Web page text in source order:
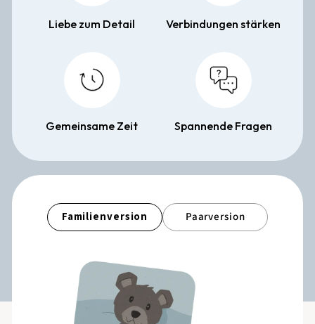
Liebe zum Detail Verbindungen stärken
Gemeinsame Zeit Spannende Fragen
Familienversion Paarversion